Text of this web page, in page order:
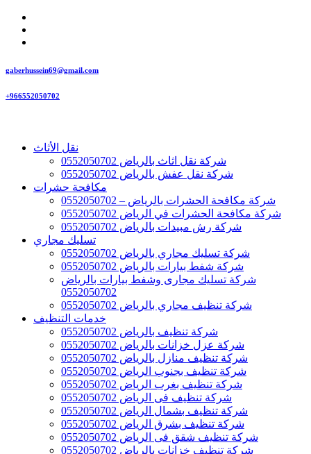
gaberhussein69@gmail.com
+966552050702
نقل الأثاث
شركة نقل اثاث بالرياض 0552050702
شركة نقل عفش بالرياض 0552050702
مكافحة حشرات
شركة مكافحة الحشرات بالرياض – 0552050702
شركة مكافحة الحشرات في الرياض 0552050702
شركة رش مبيدات بالرياض 0552050702
تسليك مجاري
شركة تسليك مجاري بالرياض 0552050702
شركة شفط بيارات بالرياض 0552050702
شركة تسليك مجارى وشفط بيارات بالرياض
0552050702
شركة تنظيف مجاري بالرياض 0552050702
خدمات التنظيف
شركة تنظيف بالرياض 0552050702
شركة عزل خزانات بالرياض 0552050702
شركة تنظيف منازل بالرياض 0552050702
شركة تنظيف بجنوب الرياض 0552050702
شركة تنظيف بغرب الرياض 0552050702
شركة تنظيف فى الرياض 0552050702
شركة تنظيف بشمال الرياض 0552050702
شركة تنظيف بشرق الرياض 0552050702
شركة تنظيف شقق فى الرياض 0552050702
شركة تنظيف خزانات بالرياض 0552050702